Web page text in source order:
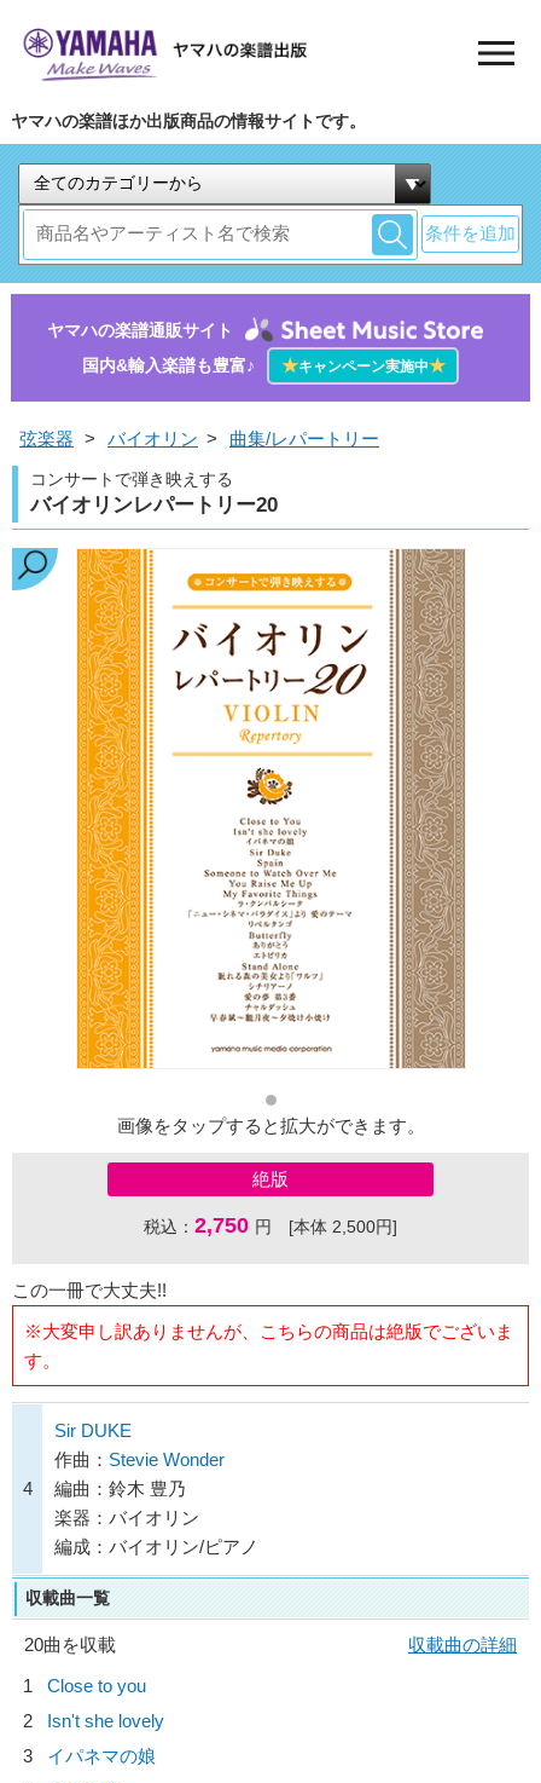
ヤマハの楽譜ほか出版商品の情報サイトです。
条件を追加
ヤマハの楽譜通販サイト
国内&輸入楽譜も豊富♪
★キャンペーン実施中★
弦楽器 > バイオリン > 曲集/レパートリー
コンサートで弾き映えする
バイオリンレパートリー20
画像をタップすると拡大ができます。
絶版
税込： 2,750 円 [本体 2,500円]
この一冊で大丈夫!!
※大変申し訳ありませんが、こちらの商品は絶版でございま
す。
4
Sir DUKE
作曲： Stevie Wonder
編曲：鈴木 豊乃
楽器：バイオリン
編成：バイオリン/ピアノ
収載曲一覧
20曲を収載
収載曲の詳細
1
Close to you
2
Isn't she lovely
3
イパネマの娘